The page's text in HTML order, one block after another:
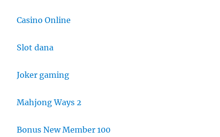
Casino Online
Slot dana
Joker gaming
Mahjong Ways 2
Bonus New Member 100